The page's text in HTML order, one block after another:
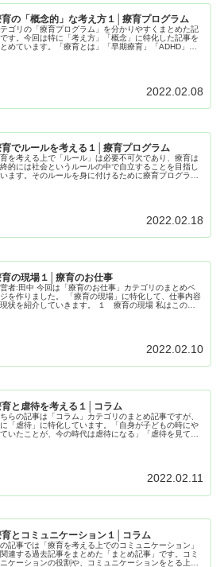
育の「概念的」な考え方１│療育プログラム
ゴリの「療育プログラム」を分かりやすくまとめた記
す。今回は特に「考え方」「概念」に特化した記事を
とめています。「療育とは」「早期療育」「ADHD」に
2022.02.08
育でルールを考える１│療育プログラム
を考える上で「ルール」は必要不可欠であり、療育は
的には社会というルールの中で自立することを目指し
ます。そのルールを身に付けるために療育プログラム
2022.02.18
育の現場１│療育のお仕事
者:田中 今回は「療育のお仕事」カテゴリのまとめペ
を作りました。 「療育の現場」に特化して、仕事内容
状を紹介していきます。 １ 療育の現場 私はこの記
2022.02.10
育と虐待を考える１│コラム
ちらの記事は「コラム」カテゴリのまとめ記事ですが、
「虐待」に特化しています。「自身が子どもの時にや
いたことが、今の時代は虐待になる」「虐待を見てし
2022.02.11
育とコミュニケーション１│コラム
の記事では「療育を考える上でのコミュニケーション」
連する過去記事をまとめた「まとめ記事」です。コミ
ニケーションの役割や、コミュニケーションをとる上で